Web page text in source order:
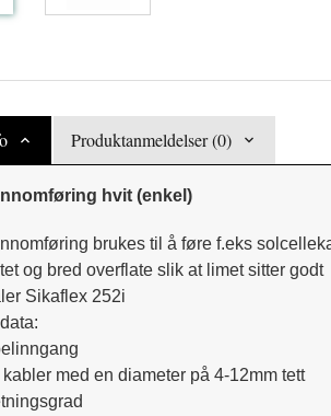
Produktanmeldelser (0)
hvit (enkel)
brukes til å føre f.eks
og bred overflate slik at limet sitter godt
Sikaflex 252i
med en diameter på 4-12mm tett